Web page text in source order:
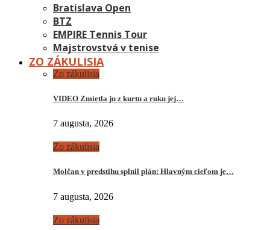
Bratislava Open
BTZ
EMPIRE Tennis Tour
Majstrovstvá v tenise
ZO ZÁKULISIA
Zo zákulisia
VIDEO Zmietla ju z kurtu a ruku jej…
7 augusta, 2026
Zo zákulisia
Molčan v predstihu splnil plán: Hlavným cieľom je…
7 augusta, 2026
Zo zákulisia